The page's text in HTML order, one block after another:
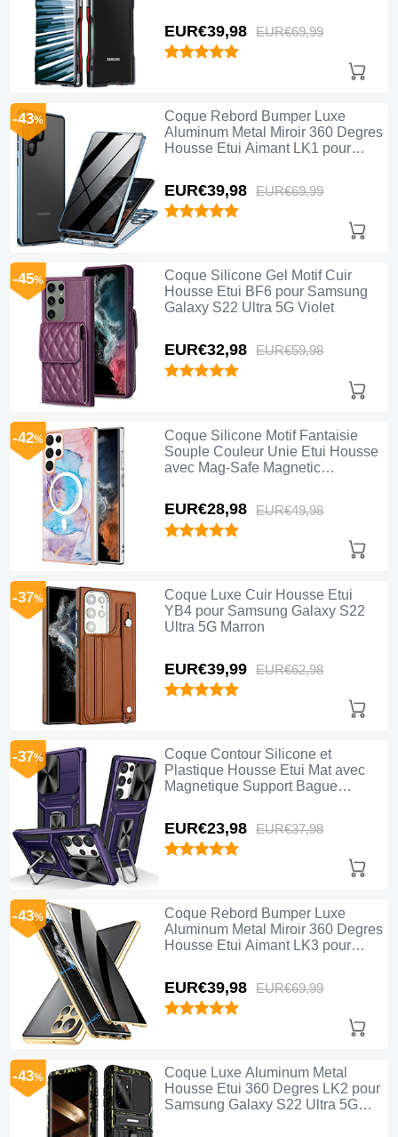
EUR€39,98 EUR€69,99
Coque Rebord Bumper Luxe
Aluminum Metal Miroir 360 Degres
Housse Etui Aimant LK1 pour
EUR€39,98 EUR€69,99
-43%
Coque Silicone Gel Motif Cuir
Housse Etui BF6 pour Samsung
Galaxy S22 Ultra 5G Violet
EUR€32,98 EUR€59,98
-45%
Coque Silicone Motif Fantaisie
Souple Couleur Unie Etui Housse
avec Mag-Safe Magnetic
EUR€28,98 EUR€49,98
-42%
Coque Luxe Cuir Housse Etui
YB4 pour Samsung Galaxy S22
Ultra 5G Marron
EUR€39,99 EUR€62,98
-37%
Coque Contour Silicone et
Plastique Housse Etui Mat avec
Magnetique Support Bague
EUR€23,98 EUR€37,98
-37%
Coque Rebord Bumper Luxe
Aluminum Metal Miroir 360 Degres
Housse Etui Aimant LK3 pour
EUR€39,98 EUR€69,99
-43%
Coque Luxe Aluminum Metal
Housse Etui 360 Degres LK2 pour
Samsung Galaxy S22 Ultra 5G
-43%